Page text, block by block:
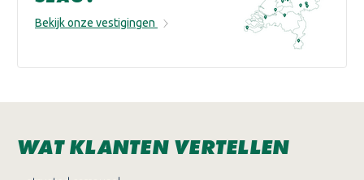
Bekijk onze vestigingen
WAT KLANTEN VERTELLEN